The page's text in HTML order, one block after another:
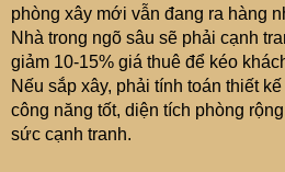
phòng xây mới vẫn đang ra hàng
Nhà trong ngõ sâu sẽ phải cạnh
giảm 10-15% giá thuê để kéo
Nếu sắp xây, phải tính toán thiết
công năng tốt, diện tích phòng
sức cạnh tranh.